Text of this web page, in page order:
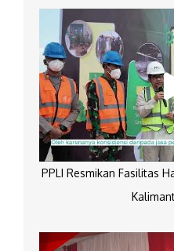
PPLI Resmikan Fasilitas